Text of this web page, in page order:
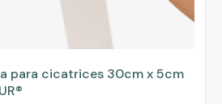
para cicatrices 30cm x 5cm